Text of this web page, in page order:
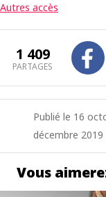
Autres accès
1 409
PARTAGES
Publié le 16
décembre
Vous